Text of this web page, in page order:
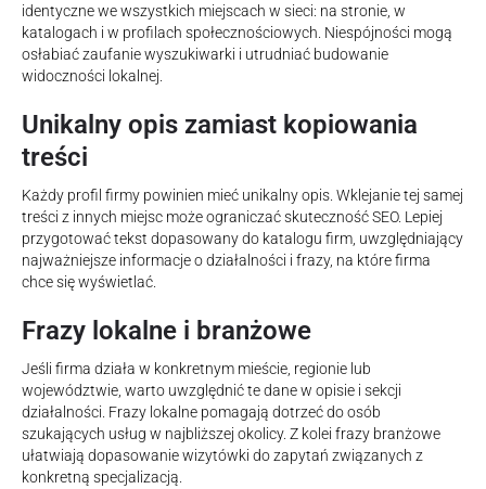
identyczne we wszystkich miejscach w sieci: na stronie, w
katalogach i w profilach społecznościowych. Niespójności mogą
osłabiać zaufanie wyszukiwarki i utrudniać budowanie
widoczności lokalnej.
Unikalny opis zamiast kopiowania
treści
Każdy profil firmy powinien mieć unikalny opis. Wklejanie tej samej
treści z innych miejsc może ograniczać skuteczność SEO. Lepiej
przygotować tekst dopasowany do katalogu firm, uwzględniający
najważniejsze informacje o działalności i frazy, na które firma
chce się wyświetlać.
Frazy lokalne i branżowe
Jeśli firma działa w konkretnym mieście, regionie lub
województwie, warto uwzględnić te dane w opisie i sekcji
działalności. Frazy lokalne pomagają dotrzeć do osób
szukających usług w najbliższej okolicy. Z kolei frazy branżowe
ułatwiają dopasowanie wizytówki do zapytań związanych z
konkretną specjalizacją.